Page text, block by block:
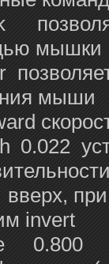
мышки
мыши
0.022
вверх,
invert
0.800